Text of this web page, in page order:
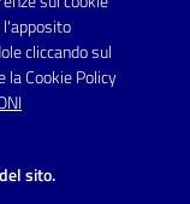
l'apposito
cliccando sul
la Cookie Policy
sito.